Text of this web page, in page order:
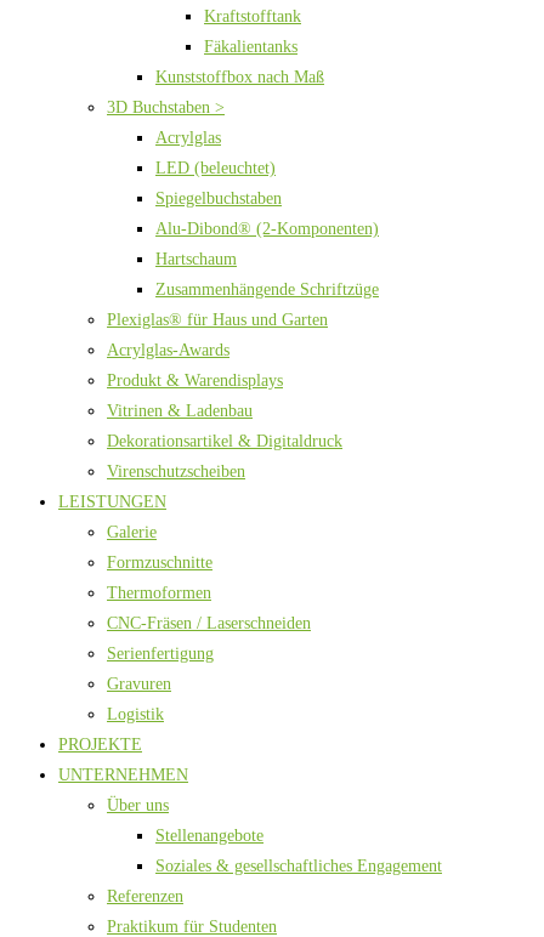
Kraftstofftank
Fäkalientanks
Kunststoffbox nach Maß
3D Buchstaben >
Acrylglas
LED (beleuchtet)
Spiegelbuchstaben
Alu-Dibond® (2-Komponenten)
Hartschaum
Zusammenhängende Schriftzüge
Plexiglas® für Haus und Garten
Acrylglas-Awards
Produkt & Warendisplays
Vitrinen & Ladenbau
Dekorationsartikel & Digitaldruck
Virenschutzscheiben
LEISTUNGEN
Galerie
Formzuschnitte
Thermoformen
CNC-Fräsen / Laserschneiden
Serienfertigung
Gravuren
Logistik
PROJEKTE
UNTERNEHMEN
Über uns
Stellenangebote
Soziales & gesellschaftliches Engagement
Referenzen
Praktikum für Studenten